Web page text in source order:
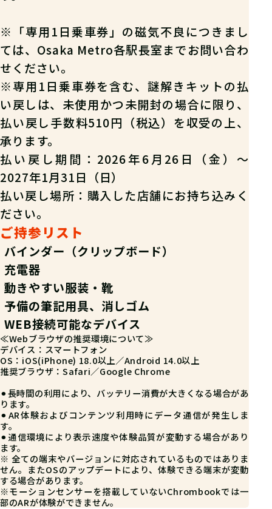
※「専用1日乗車券」の磁気不良につきまし
ては、Osaka Metro各駅長室までお問い合わ
せください。
※専用1日乗車券を含む、謎解きキットの払
い戻しは、未使用かつ未開封の場合に限り、
払い戻し手数料510円（税込）を収受の上、
承ります。
払い戻し期間：2026年6月26日（金）～
2027年1月31日（日）
払い戻し場所：購入した店舗にお持ち込みく
ださい。
ご持参リスト
バインダー（クリップボード）
充電器
動きやすい服装・靴
予備の筆記用具、消しゴム
WEB接続可能なデバイス
≪Webブラウザの推奨環境について≫
デバイス：スマートフォン
OS：iOS(iPhone) 18.0以上／Android 14.0以上
推奨ブラウザ：Safari／Google Chrome
⚫︎長時間の利用により、バッテリー消費が大きくなる場合があ
ります。
⚫︎AR体験およびコンテンツ利用時にデータ通信が発生しま
す。
⚫︎通信環境により表示速度や体験品質が変動する場合があり
ます。
※ 全ての端末やバージョンに対応されているものではありま
せん。またOSのアップデートにより、体験できる端末が変動
する場合があります。
※モーションセンサーを搭載していないChrombookでは一
部のARが体験ができません。